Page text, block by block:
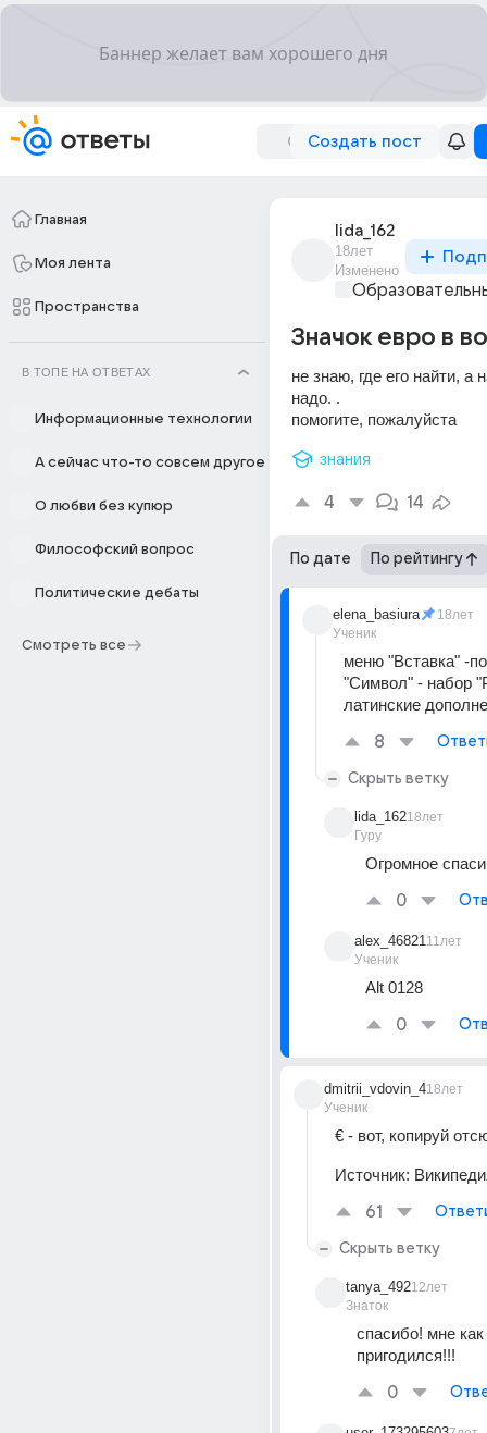
Создать пост
Главная
Моя лента
Пространства
В ТОПЕ НА ОТВЕТАХ
Информационные технологии
А сейчас что-то совсем другое
О любви без купюр
Философский вопрос
Политические дебаты
Смотреть все
lida_162
18лет
Изменено
Значок евро в
не знаю, где его найти, а
надо. .
помогите, пожалуйста
знания
4 14
По дате По рейтингу
elena_basiura
Ученик
18лет
меню "Вставка" -
"Символ" - набор
латинские
8
Скрыть ветку
lida_162
Гуру
18лет
Огромное
0
alex_46821
Ученик
11лет
Alt 0128
0
dmitrii_vdovin_4
Ученик
18лет
€ - вот, копируй
Источник:
61
Скрыть ветку
tanya_492
Знаток
12лет
спасибо! мне как
пригодился!!!
0